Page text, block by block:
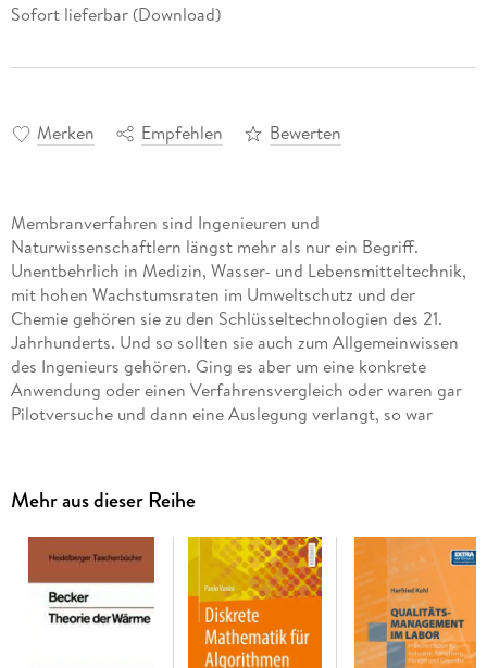
Sofort lieferbar (Download)
Merken Empfehlen Bewerten
Membranverfahren sind Ingenieuren und
Naturwissenschaftlern längst mehr als nur ein Begriff.
Unentbehrlich in Medizin, Wasser- und Lebensmitteltechnik,
mit hohen Wachstumsraten im Umweltschutz und der
Chemie gehören sie zu den Schlüsseltechnologien des 21.
Jahrhunderts. Und so sollten sie auch zum Allgemeinwissen
des Ingenieurs gehören. Ging es aber um eine konkrete
Anwendung oder einen Verfahrensvergleich oder waren gar
Pilotversuche und dann eine Auslegung verlangt, so war
Die zweite, vollständig überarbeitete und wesentlich
erweiterte Auflage behält die erfolgreiche Kombination von
Handbuch und Lehrbuch bei. Ausgehend von klar
dargestellten Grundlagen werden die Werkzeuge und
Methoden der Auslegung von Membranverfahren erarbeitet
und an Beispielen demonstriert. Sämtliche Kapitel erfuhren
Mehr aus dieser Reihe